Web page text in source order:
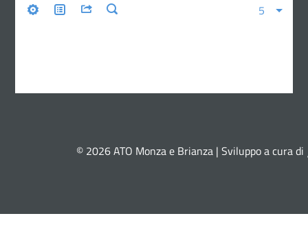
© 2026 ATO Monza e Brianza | Sviluppo a cura di